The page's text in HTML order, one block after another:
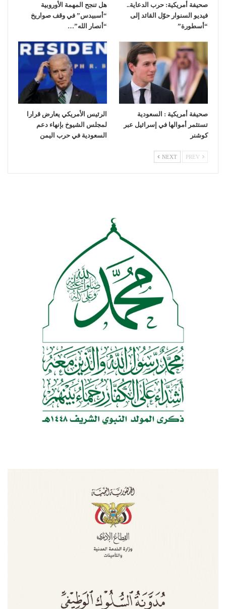
صحيفة أمريكية: حرب الدعاية..
فيديو السنوار حوّل القائد إلى
“أسطورة”
هل تنجح المهمة الأوروبية
“أسبيدس” في وقف صواريخ
“أنصار الله”…
صحيفة أمريكية : السعودية
تستثمر أموالها في إسرائيل عبر
كوشنر
الرئيس الأمريكي يعارض قرارا
لمجلس الشيوخ بإنهاء دعم
السعودية في حرب اليمن
NEXT